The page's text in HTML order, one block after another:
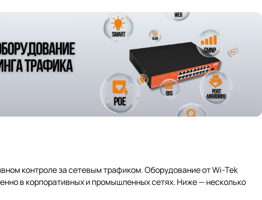
контроле за сетевым трафиком. Оборудование от Wi-Tek
в корпоративных и промышленных сетях. Ниже — несколько